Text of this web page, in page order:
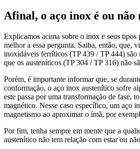
Afinal, o aço inox é ou não
Explicamos acima sobre o inox e seus tipos
melhor a essa pergunta. Saiba, então, que,
inoxidáveis ferríticos (TP 439 / TP 444) são
que os austeníticos (TP 304 / TP 316) não
Porém, é importante informar que, se
conformação, o aço inox austenítico sofre
este passa por uma transformação de fase,
magnético. Nesse caso específico, um aço
magnetismo ao aproximar o ímã, por
Por fim, tenha sempre em mente que a
austenítico não tem relação com estar ou